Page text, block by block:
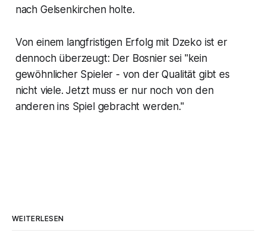
nach Gelsenkirchen holte.
Von einem langfristigen Erfolg mit Dzeko ist er
dennoch überzeugt: Der Bosnier sei "kein
gewöhnlicher Spieler - von der Qualität gibt es
nicht viele. Jetzt muss er nur noch von den
anderen ins Spiel gebracht werden."
WEITERLESEN